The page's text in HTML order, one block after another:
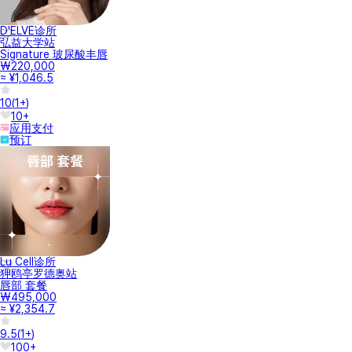
D'ELVE诊所
弘益大学站
Signature 玻尿酸丰唇
₩220,000
≈ ¥1,046.5
10(1+)
10+
应用支付
预订
Lu Cell诊所
狎鸥亭罗德奥站
唇部 套餐
₩495,000
≈ ¥2,354.7
9.5(1+)
100+